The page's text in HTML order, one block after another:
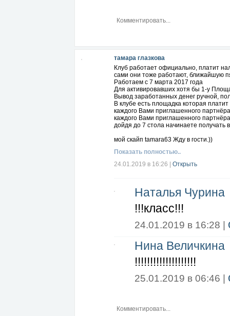
тамара глазкова
Клуб работает официально, платит
сами они тоже работают, ближайшую
Работаем с 7 марта 2017 года
Для активировавших хотя бы 1-у
Вывод заработанных денег ручной,
В клубе есть площадка которая
каждого Вами приглашенного
каждого Вами приглашенного
дойдя до 7 стола начинаете
мой скайп tamara63 Жду в гости.))
Показать полностью..
24.01.2019 в 16:26
Открыть
Наталья Чурина
!!!класс!!!
24.01.2019 в 16:28 |
Нина Величкина
!!!!!!!!!!!!!!!!!!!!
25.01.2019 в 06:46 |